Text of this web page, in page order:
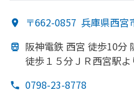
〒662-0857 兵庫県西宮
阪神電鉄 西宮 徒歩10分
徒歩１５分ＪＲ西宮駅よ
0798-23-8778